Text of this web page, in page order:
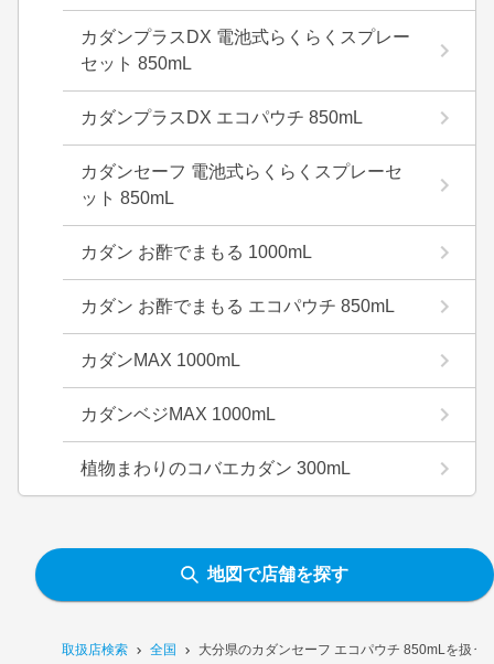
取扱店検索 全国 大分県のカダンセーフ エコパウチ 850mLを扱う
カダンプラスDX 電池式らくらくスプレー
セット 850mL
カダンプラスDX エコパウチ 850mL
カダンセーフ 電池式らくらくスプレーセ
ット 850mL
カダン お酢でまもる 1000mL
カダン お酢でまもる エコパウチ 850mL
カダンMAX 1000mL
カダンベジMAX 1000mL
植物まわりのコバエカダン 300mL
地図で店舗を探す